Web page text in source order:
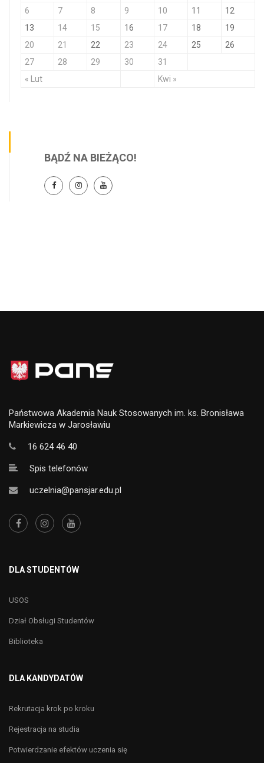
« Lut Kwi »
6 7 8 9 10 11
12
13
14 15 16 17 18
19
20
21 22 23 24 25
26
27
28 29 30 31
BĄDŹ NA BIEŻĄCO!
Państwowa Akademia Nauk Stosowanych im. ks. Bronisława
Markiewicza w Jarosławiu
16 624 46 40
Spis telefonów
uczelnia@pansjar.edu.pl
DLA STUDENTÓW
USOS
Dział Obsługi Studentów
Biblioteka
DLA KANDYDATÓW
Rekrutacja krok po kroku
Rejestracja na studia
Potwierdzanie efektów uczenia się